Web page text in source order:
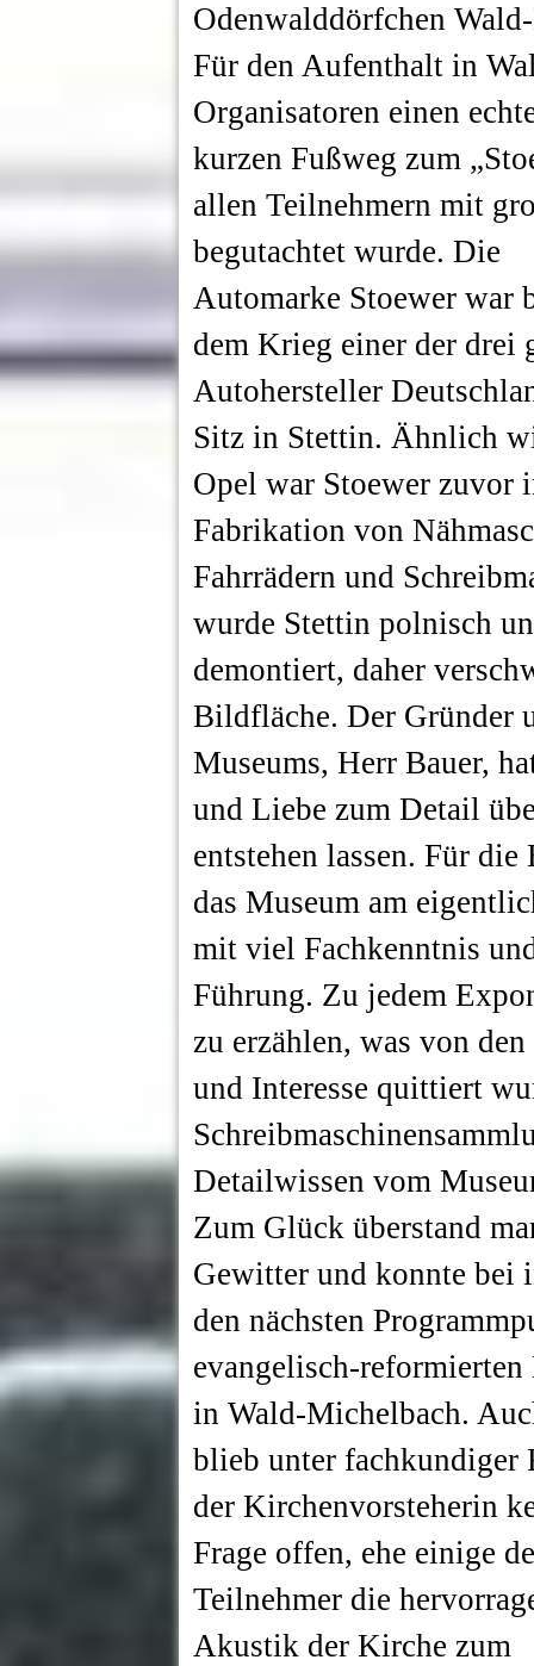
Odenwalddörfchen
Für den Aufenthalt in
Organisatoren einen
kurzen Fußweg zum
allen Teilnehmern mit
begutachtet wurde. Die
Automarke Stoewer war
dem Krieg einer der drei
Autohersteller
Sitz in Stettin. Ähnlich
Opel war Stoewer zuvor
Fabrikation von
Fahrrädern und
wurde Stettin polnisch
demontiert, daher
Bildfläche. Der Gründer
Museums, Herr Bauer,
und Liebe zum Detail
entstehen lassen. Für die
das Museum am
mit viel Fachkenntnis
Führung. Zu jedem
zu erzählen, was von
und Interesse quittiert
Detailwissen vom
Zum Glück überstand
Gewitter und konnte bei
den nächsten
evangelisch-
in Wald-Michelbach.
blieb unter fachkundiger
der Kirchenvorsteherin
Frage offen, ehe einige
Teilnehmer die
Akustik der Kirche zum